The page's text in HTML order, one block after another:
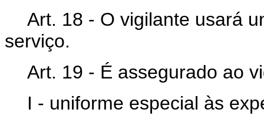
Art. 18 - O vigilante usará
serviço.
Art. 19 - É assegurado ao
I - uniforme especial às